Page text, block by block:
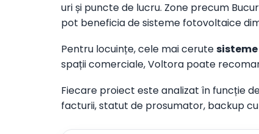
uri și puncte de lucru. Zone precum
pot beneficia de sisteme fotovoltaice
Pentru locuințe, cele mai cerute
spații comerciale, Voltora poate
Fiecare proiect este analizat în funcție
facturii, statut de prosumator, backup